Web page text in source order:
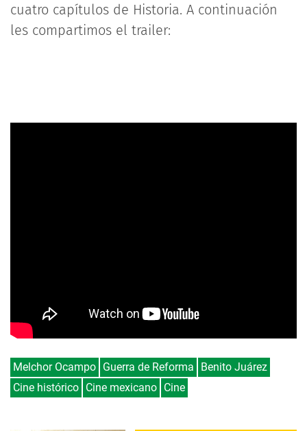
cuatro capítulos de Historia. A continuación
les compartimos el trailer:
Melchor Ocampo Guerra de Reforma
Benito Juárez
Cine histórico Cine mexicano Cine